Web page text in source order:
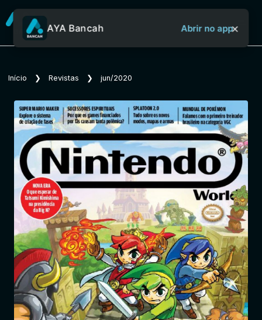
Sobre o Aya Bancah
Início
Revistas
Jornais
Notícias
Entrar
AYA Bancah Abrir no app×
Início ❯ Revistas ❯ jun/2020